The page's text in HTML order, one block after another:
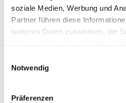
soziale Medien, Werbung und
Partner führen diese
weiteren Daten zusammen, die
Notwendig
Präferenzen
Technische Details
Verarbeitung
Umweltverträglichkeit